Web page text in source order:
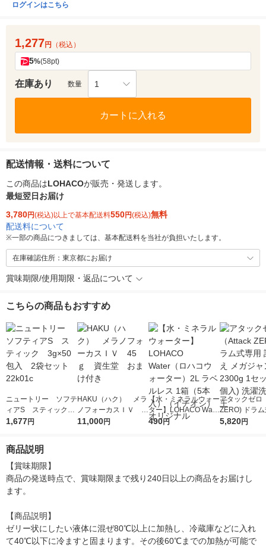
ログインはこちら
1,277円 （税込）
5%(58pt)
在庫あり 数量 1
カートに入れる
配送情報・送料について
この商品はLOHACOが販売・発送します。
最短翌日お届け
3,780円(税込)以上で基本配送料550円(税込)無料
配送料について
※一部の商品につきましては、基本配送料を当社が負担いたします。
在庫確認住所：東京都にお届け
賞味期限/使用期限・返品について
こちらの商品もおすすめ
ニュートリー ソフテ
ィアS スティック
3g×50包入 2袋セッ
1,677円
HAKU（ハク） メラ
ノフォーカスＩＶ 4
5ｇ 資生堂 おまけ
11,000円
【水・ミネラルウォー
ター】LOHACO Wate
r（ロハコウォータ
490円
アタックゼロ
ZERO) ドラ
詰め替え メガ
5,820円
商品説明
【賞味期限】
商品の発送時点で、賞味期限まで残り240日以上の商品をお届けし
ます。
【商品説明】
ゼリー状にしたい液体に混ぜ80℃以上に加熱し、冷蔵庫などに入れ
て40℃以下に冷ますと固まります。その後60℃までの加熱が可能で